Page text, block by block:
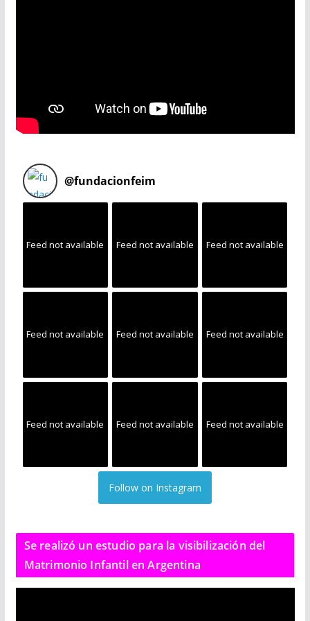
@fundacionfeim
Feed not available Feed not available Feed not available
Feed not available Feed not available Feed not available
Feed not available Feed not available Feed not available
Follow on Instagram
Se realizó un estudio para la visibilización del
Matrimonio Infantil en Argentina